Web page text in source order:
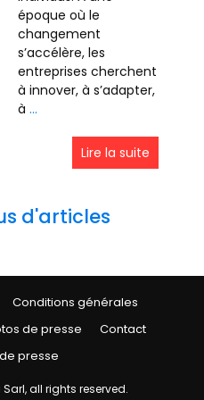
époque où le
changement
s’accélère, les
entreprises cherchent
à innover, à s’adapter,
à …
Lire la suite
d'articles
Conditions générales
de presse
Contact
presse
, all rights reserved.